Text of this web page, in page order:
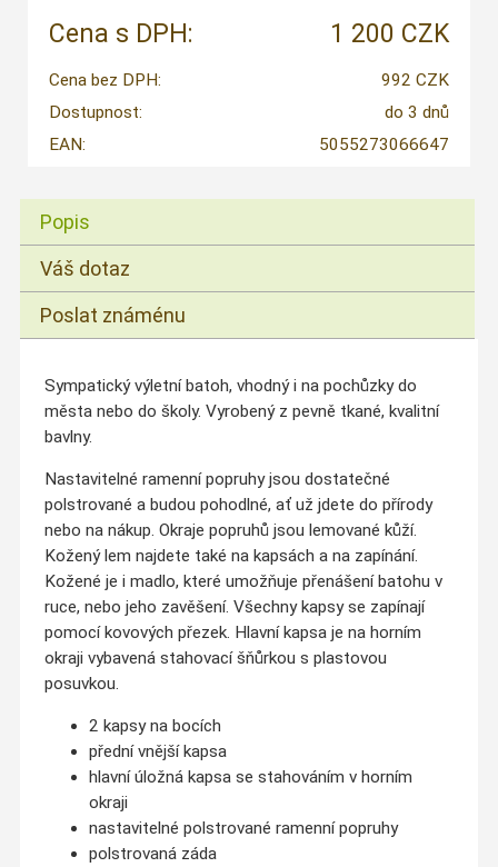
Cena s DPH: 1 200 CZK
Cena bez DPH:
992 CZK
Dostupnost:
do 3 dnů
EAN:
5055273066647
Popis
Váš dotaz
Poslat známénu
Sympatický výletní batoh, vhodný i na pochůzky do
města nebo do školy. Vyrobený z pevně tkané, kvalitní
bavlny.
Nastavitelné ramenní popruhy jsou dostatečné
polstrované a budou pohodlné, ať už jdete do přírody
nebo na nákup. Okraje popruhů jsou lemované kůží.
Kožený lem najdete také na kapsách a na zapínání.
Kožené je i madlo, které umožňuje přenášení batohu v
ruce, nebo jeho zavěšení. Všechny kapsy se zapínají
pomocí kovových přezek. Hlavní kapsa je na horním
okraji vybavená stahovací šňůrkou s plastovou
posuvkou.
2 kapsy na bocích
přední vnější kapsa
hlavní úložná kapsa se stahováním v horním
okraji
nastavitelné polstrované ramenní popruhy
polstrovaná záda